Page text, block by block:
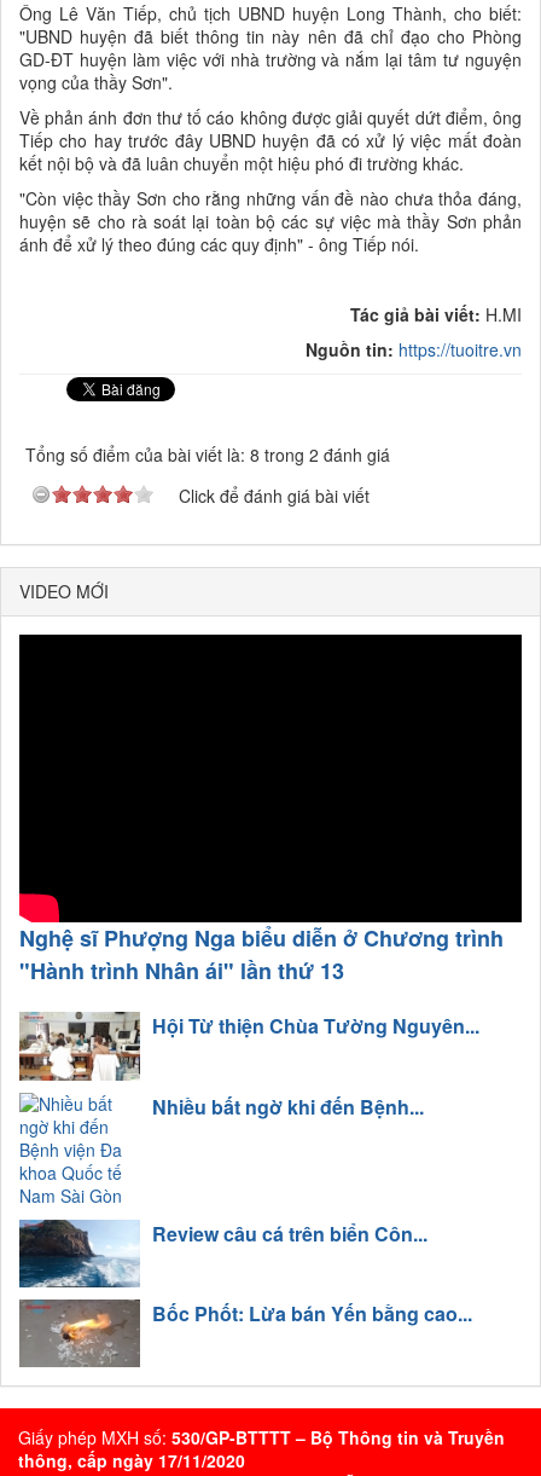
Ông Lê Văn Tiếp, chủ tịch UBND huyện Long Thành, cho biết:
"UBND huyện đã biết thông tin này nên đã chỉ đạo cho Phòng
GD-ĐT huyện làm việc với nhà trường và nắm lại tâm tư nguyện
vọng của thầy Sơn".
Về phản ánh đơn thư tố cáo không được giải quyết dứt điểm, ông
Tiếp cho hay trước đây UBND huyện đã có xử lý việc mất đoàn
kết nội bộ và đã luân chuyển một hiệu phó đi trường khác.
"Còn việc thầy Sơn cho rằng những vấn đề nào chưa thỏa đáng,
huyện sẽ cho rà soát lại toàn bộ các sự việc mà thầy Sơn phản
ánh để xử lý theo đúng các quy định" - ông Tiếp nói.
Tác giả bài viết: H.MI
Nguồn tin: https://tuoitre.vn
Tổng số điểm của bài viết là: 8 trong 2 đánh giá
Click để đánh giá bài viết
VIDEO MỚI
Nghệ sĩ Phượng Nga biểu diễn ở Chương trình
"Hành trình Nhân ái" lần thứ 13
Hội Từ thiện Chùa Tường Nguyên...
Nhiều bất ngờ khi đến Bệnh...
Review câu cá trên biển Côn...
Bốc Phốt: Lừa bán Yến bằng cao...
Giấy phép MXH số: 530/GP-BTTTT – Bộ Thông tin và Truyền
thông, cấp ngày 17/11/2020